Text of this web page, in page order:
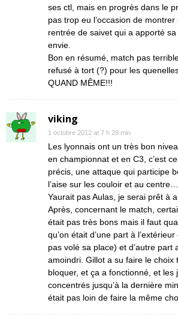
ses ctl, mais en progrès dans le
pas trop eu l’occasion de
rentrée de saivet qui a apporté
envie.
Bon en résumé, match pas
refusé à tort (?) pour les
QUAND MÊME!!!
viking
1 octobre 2012 at 7 h 28 min
Les lyonnais ont un très bon
en championnat et en C3, c’est
précis, une attaque qui participe
l’aise sur les couloir et au
Yaurait pas Aulas, je serai prêt à
Après, concernant le match,
était pas très bons mais il faut
qu’on était d’une part à
pas volé sa place) et d’autre part
amoindri. Gillot a su faire le choix
bloquer, et ça a fonctionné, et les
concentrés jusqu’à la dernière
était pas loin de faire la même